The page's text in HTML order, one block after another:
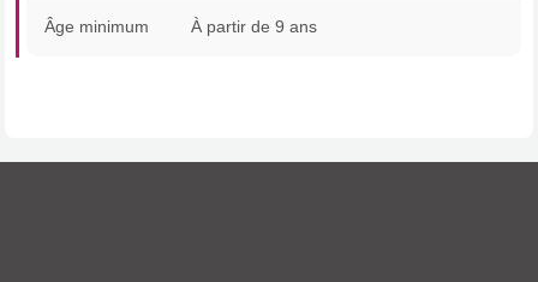
Âge minimum À partir de 9 ans